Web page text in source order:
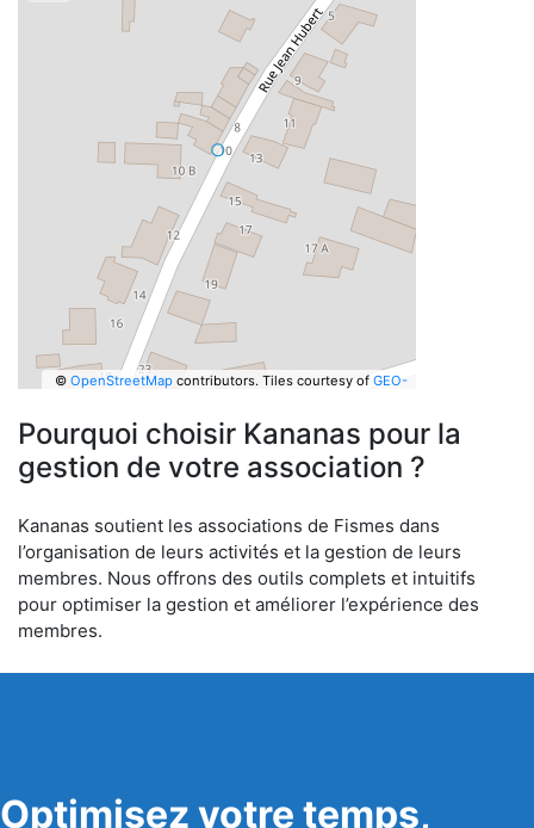
© OpenStreetMapcontributors. Tiles courtesy of GEO-
Pourquoi choisir Kananas pour la
gestion de votre association ?
Kananas soutient les associations de Fismes dans
l’organisation de leurs activités et la gestion de leurs
membres. Nous offrons des outils complets et intuitifs
pour optimiser la gestion et améliorer l’expérience des
membres.
Optimisez votre temps,